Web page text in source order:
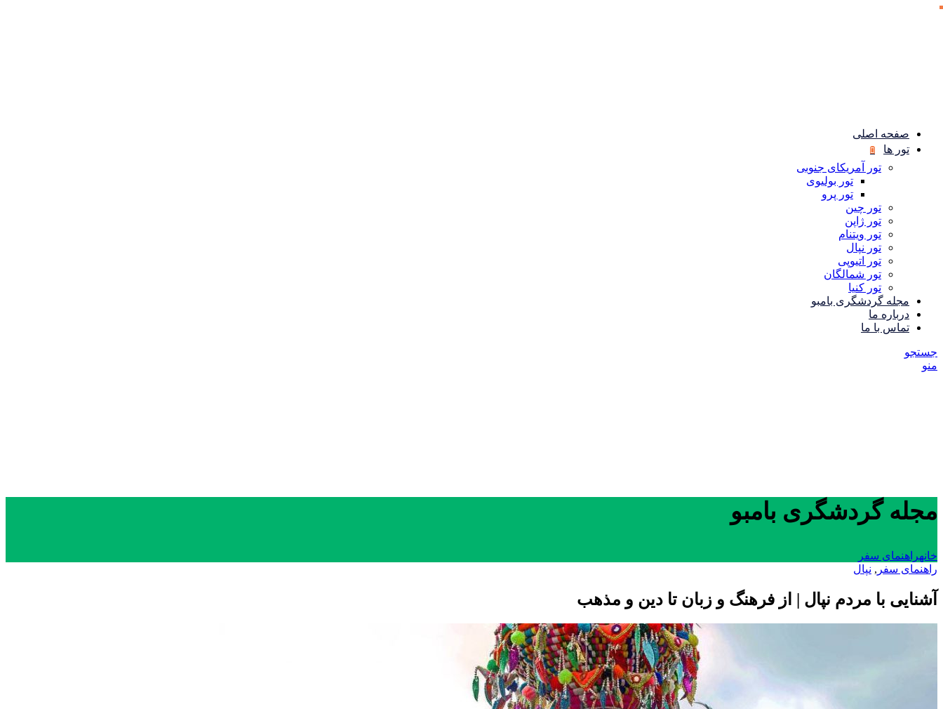
صفحه اصلی
تور ها
تور آمریکای جنوبی
تور بولیوی
تور پرو
تور چین
تور ژاپن
تور ویتنام
تور نپال
تور اتیوپی
تور شمالگان
تور کنیا
مجله گردشگری بامبو
درباره ما
تماس با ما
جستجو
منو
مجله گردشگری بامبو
خانهراهنمای سفر
راهنمای سفر , نپال
آشنایی با مردم نپال | از فرهنگ و زبان تا دین و مذهب